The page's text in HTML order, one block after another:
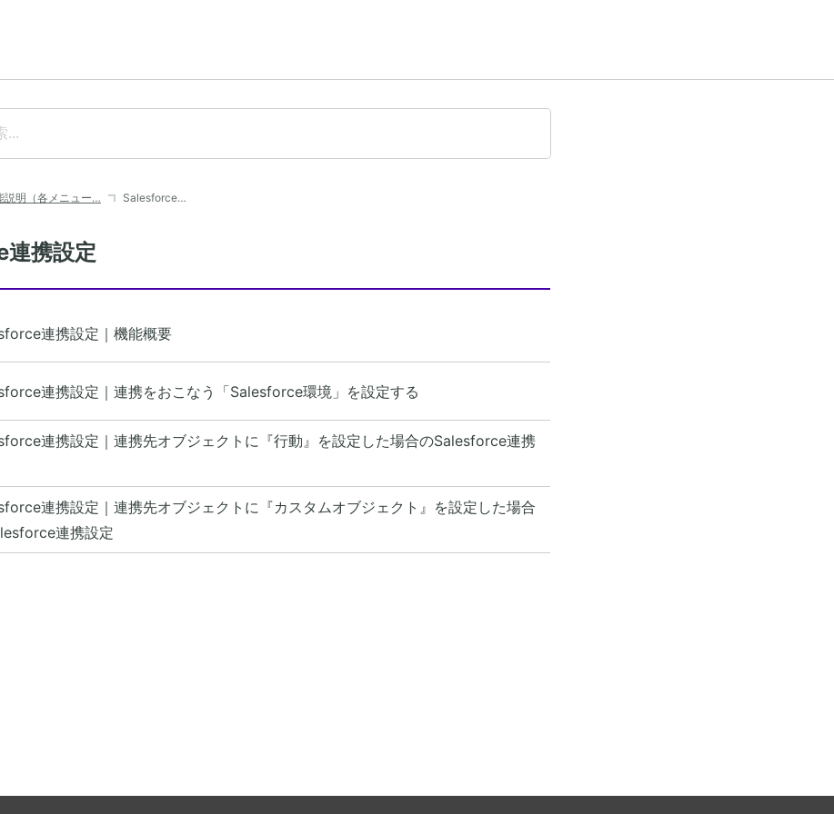
説明（各メニュー… Salesforce…
携設定
連携設定｜機能概要
連携設定｜連携をおこなう「Salesforce環境」を設定する
連携設定｜連携先オブジェクトに『行動』を設定した場合のSalesforce連携
連携設定｜連携先オブジェクトに『カスタムオブジェクト』を設定した場合
連携設定